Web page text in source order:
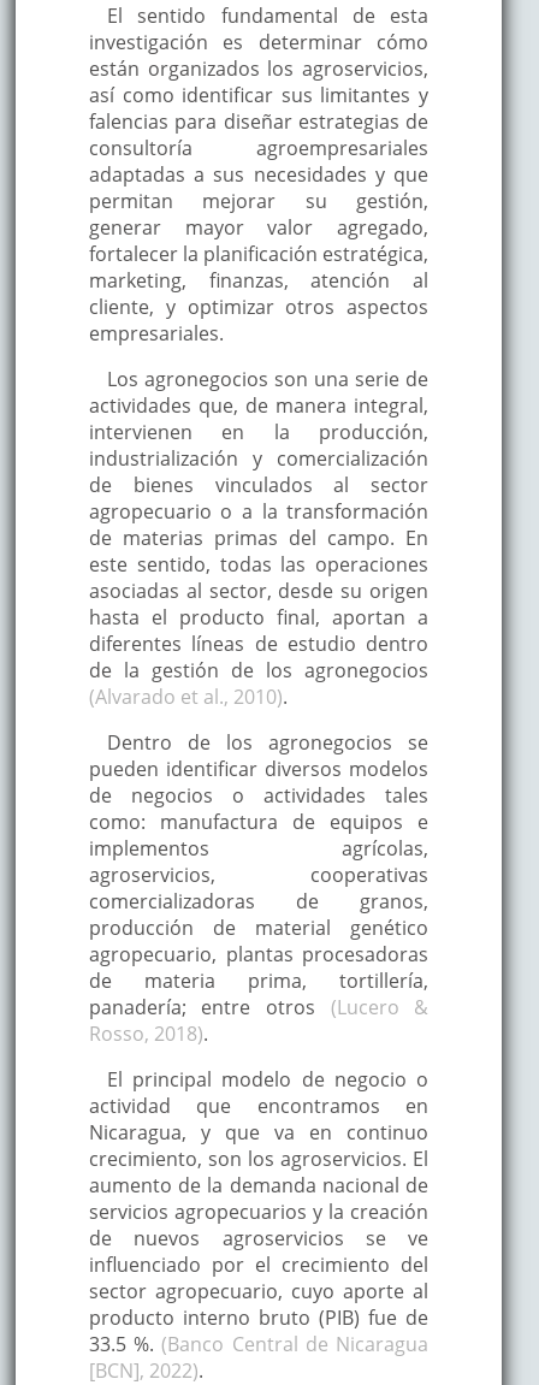
El sentido fundamental de esta
investigación es determinar cómo
están organizados los agroservicios,
así como identificar sus limitantes y
falencias para diseñar estrategias de
consultoría agroempresariales
adaptadas a sus necesidades y que
permitan mejorar su gestión,
generar mayor valor agregado,
fortalecer la planificación estratégica,
marketing, finanzas, atención al
cliente, y optimizar otros aspectos
empresariales.
Los agronegocios son una serie de
actividades que, de manera integral,
intervienen en la producción,
industrialización y comercialización
de bienes vinculados al sector
agropecuario o a la transformación
de materias primas del campo. En
este sentido, todas las operaciones
asociadas al sector, desde su origen
hasta el producto final, aportan a
diferentes líneas de estudio dentro
de la gestión de los agronegocios
(Alvarado et al., 2010).
Dentro de los agronegocios se
pueden identificar diversos modelos
de negocios o actividades tales
como: manufactura de equipos e
implementos agrícolas,
agroservicios, cooperativas
comercializadoras de granos,
producción de material genético
agropecuario, plantas procesadoras
de materia prima, tortillería,
panadería; entre otros (Lucero &
Rosso, 2018).
El principal modelo de negocio o
actividad que encontramos en
Nicaragua, y que va en continuo
crecimiento, son los agroservicios. El
aumento de la demanda nacional de
servicios agropecuarios y la creación
de nuevos agroservicios se ve
influenciado por el crecimiento del
sector agropecuario, cuyo aporte al
producto interno bruto (PIB) fue de
33.5 %.(Banco Central de Nicaragua
[BCN], 2022).